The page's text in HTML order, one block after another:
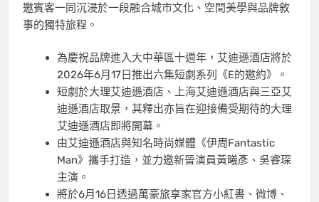
邀賓客一同沉浸於一段融合城市文化、空間美學與品牌敘
事的獨特旅程。
為慶祝品牌進入大中華區十週年，艾迪遜酒店將於
2026年6月17日推出六集短劇系列《E的邀約》。
短劇於大理艾迪遜酒店、上海艾迪遜酒店與三亞艾
迪遜酒店取景，其釋出亦旨在迎接備受期待的大理
艾迪遜酒店即將開幕。
由艾迪遜酒店與知名時尚媒體《伊周Fantastic
Man》攜手打造，並力邀新晉演員黃曦彥、吳睿琛
主演。
將於6月16日透過萬豪旅享家官方小紅書、微博、